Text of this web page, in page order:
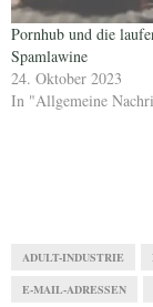
Pornhub und die
Spamlawine
24. Oktober 2023
In "Allgemeine
ADULT-INDUSTRIE
E-MAIL-ADRESSEN